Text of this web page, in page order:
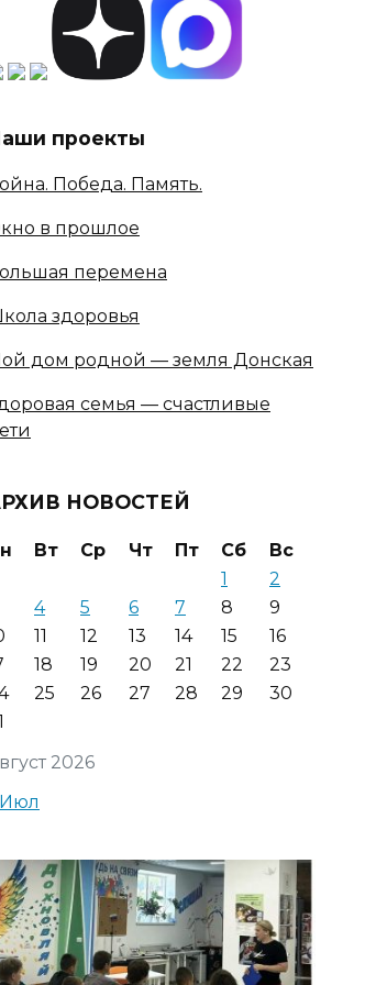
проекты
Победа. Память.
в прошлое
перемена
здоровья
дом родной — земля Донская
семья — счастливые
НОВОСТЕЙ
2026
Вт Ср Чт Пт Сб
Вс
1
2
4 5 6 7 8
9
11 12 13 14 15
16
18 19 20 21 22
23
25 26 27 28 29
30
Июл